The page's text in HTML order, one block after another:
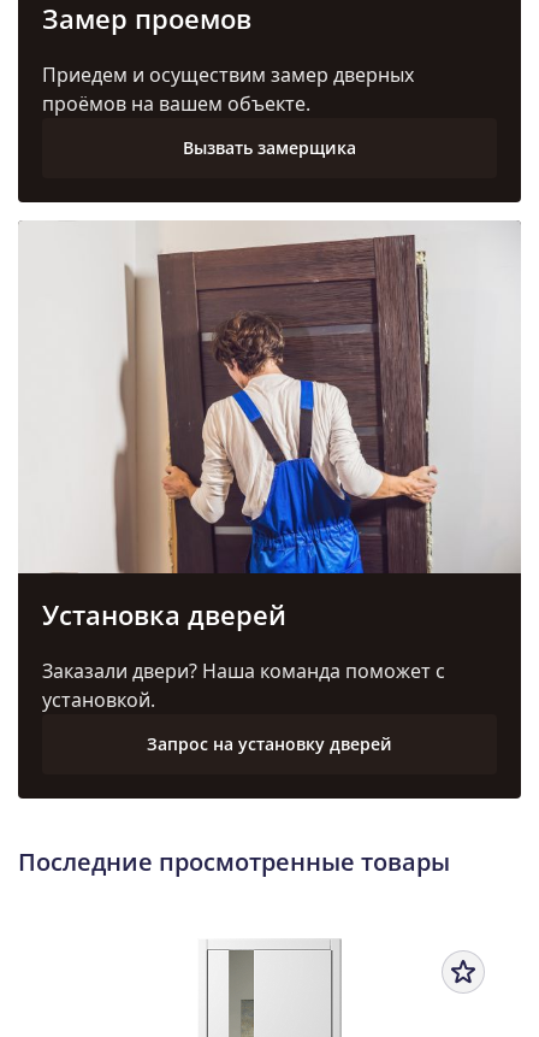
Замер проемов
Приедем и осуществим замер дверных
проёмов на вашем объекте.
Вызвать замерщика
Установка дверей
Заказали двери? Наша команда поможет с
установкой.
Запрос на установку дверей
Последние просмотренные товары